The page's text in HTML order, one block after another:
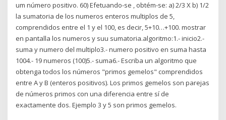
um número positivo. 60) Efetuando-se , obtém-se: a) 2/3 X b) 1/2
la sumatoria de los numeros enteros multiplos de 5,
comprendidos entre el 1 y el 100, es decir, 5+10…+100. mostrar
en pantalla los numeros y suu sumatoria.algoritmo:1.- inicio2.-
suma y numero del multiplo3.- numero positivo en suma hasta
1004.- 19 numeros (100)5.- suma6.- Escriba un algoritmo que
obtenga todos los números "primos gemelos" comprendidos
entre A y B (enteros positivos). Los primos gemelos son parejas
de números primos con una diferencia entre sí de
exactamente dos. Ejemplo 3 y 5 son primos gemelos.